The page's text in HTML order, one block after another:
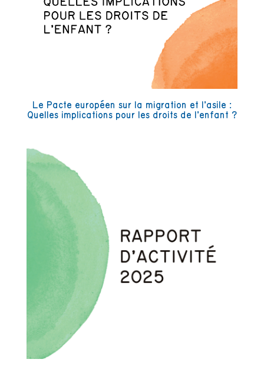
Le Pacte européen sur la migration et l’asile :
Quelles implications pour les droits de l’enfant ?